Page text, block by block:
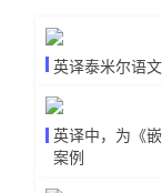
英译泰米尔语
英译中，为《
案例